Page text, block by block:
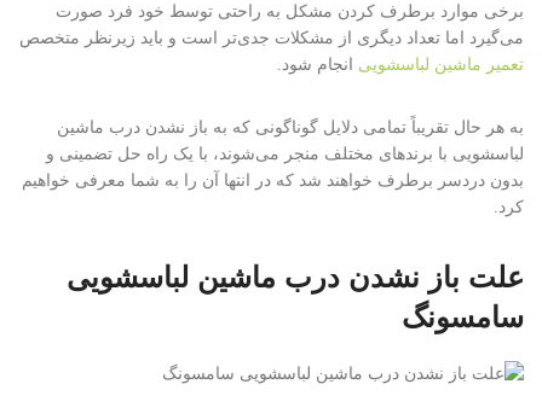
برخی موارد برطرف کردن مشکل به راحتی توسط خود فرد صورت
می‌گیرد اما تعداد دیگری از مشکلات جدی‌تر است و باید زیرنظر متخصص
تعمیر ماشین لباسشویی انجام شود.
به هر حال تقریباً تمامی دلایل گوناگونی که به باز نشدن درب ماشین
لباسشویی با برندهای مختلف منجر می‌شوند، با یک راه حل تضمینی و
بدون دردسر برطرف خواهند شد که در انتها آن را به شما معرفی خواهیم
کرد.
علت باز نشدن درب ماشین لباسشویی
سامسونگ